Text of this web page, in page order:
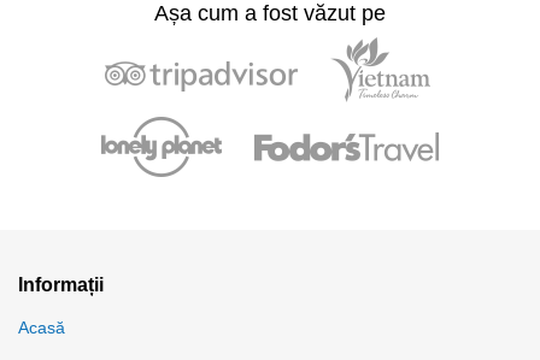
Așa cum a fost văzut pe
Informații
Acasă